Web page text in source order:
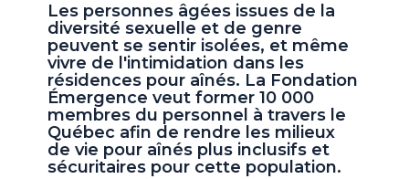
Les personnes âgées issues de la
diversité sexuelle et de genre
peuvent se sentir isolées, et même
vivre de l'intimidation dans les
résidences pour aînés. La Fondation
Émergence veut former 10 000
membres du personnel à travers le
Québec afin de rendre les milieux
de vie pour aînés plus inclusifs et
sécuritaires pour cette population.